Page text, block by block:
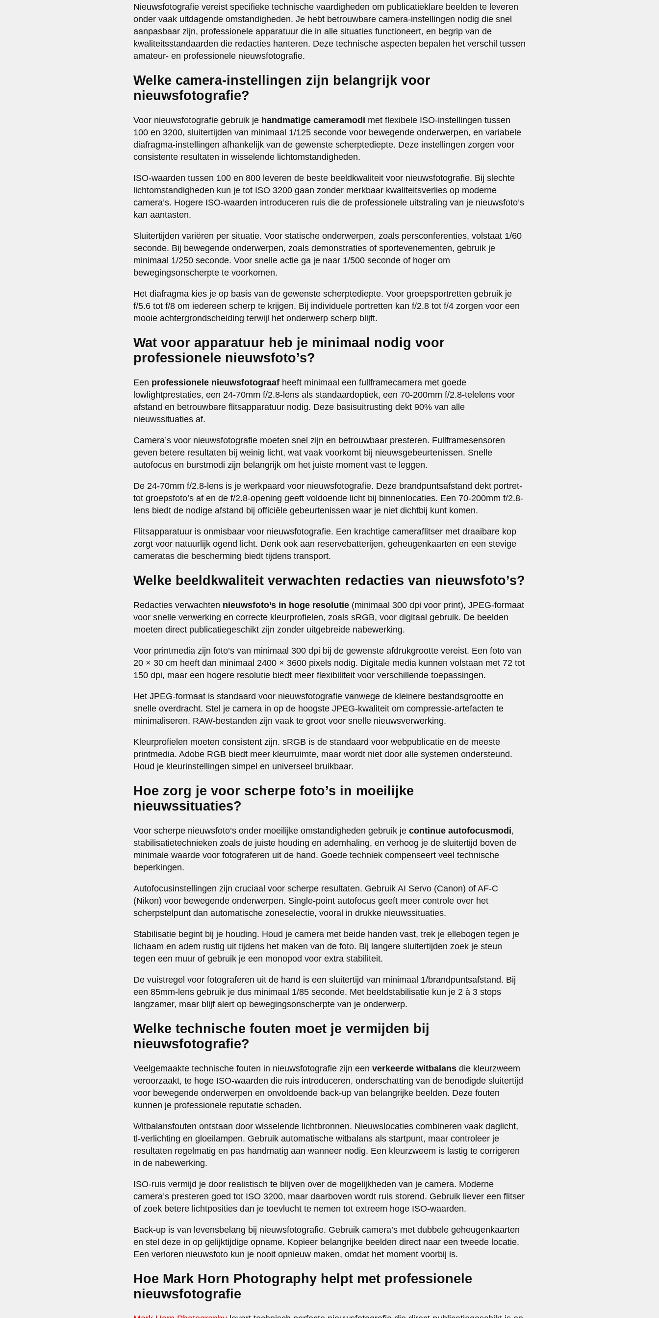
Nieuwsfotografie vereist specifieke technische vaardigheden om publicatieklare beelden te leveren
onder vaak uitdagende omstandigheden. Je hebt betrouwbare camera-instellingen nodig die snel
aanpasbaar zijn, professionele apparatuur die in alle situaties functioneert, en begrip van de
kwaliteitsstandaarden die redacties hanteren. Deze technische aspecten bepalen het verschil tussen
amateur- en professionele nieuwsfotografie.
Welke camera-instellingen zijn belangrijk voor
nieuwsfotografie?
Voor nieuwsfotografie gebruik je handmatige cameramodi met flexibele ISO-instellingen tussen
100 en 3200, sluitertijden van minimaal 1/125 seconde voor bewegende onderwerpen, en variabele
diafragma-instellingen afhankelijk van de gewenste scherptediepte. Deze instellingen zorgen voor
consistente resultaten in wisselende lichtomstandigheden.
ISO-waarden tussen 100 en 800 leveren de beste beeldkwaliteit voor nieuwsfotografie. Bij slechte
lichtomstandigheden kun je tot ISO 3200 gaan zonder merkbaar kwaliteitsverlies op moderne
camera’s. Hogere ISO-waarden introduceren ruis die de professionele uitstraling van je nieuwsfoto’s
kan aantasten.
Sluitertijden variëren per situatie. Voor statische onderwerpen, zoals persconferenties, volstaat 1/60
seconde. Bij bewegende onderwerpen, zoals demonstraties of sportevenementen, gebruik je
minimaal 1/250 seconde. Voor snelle actie ga je naar 1/500 seconde of hoger om
bewegingsonscherpte te voorkomen.
Het diafragma kies je op basis van de gewenste scherptediepte. Voor groepsportretten gebruik je
f/5.6 tot f/8 om iedereen scherp te krijgen. Bij individuele portretten kan f/2.8 tot f/4 zorgen voor een
mooie achtergrondscheiding terwijl het onderwerp scherp blijft.
Wat voor apparatuur heb je minimaal nodig voor
professionele nieuwsfoto’s?
Een professionele nieuwsfotograaf heeft minimaal een fullframecamera met goede
lowlightprestaties, een 24-70mm f/2.8-lens als standaardoptiek, een 70-200mm f/2.8-telelens voor
afstand en betrouwbare flitsapparatuur nodig. Deze basisuitrusting dekt 90% van alle
nieuwssituaties af.
Camera’s voor nieuwsfotografie moeten snel zijn en betrouwbaar presteren. Fullframesensoren
geven betere resultaten bij weinig licht, wat vaak voorkomt bij nieuwsgebeurtenissen. Snelle
autofocus en burstmodi zijn belangrijk om het juiste moment vast te leggen.
De 24-70mm f/2.8-lens is je werkpaard voor nieuwsfotografie. Deze brandpuntsafstand dekt portret-
tot groepsfoto’s af en de f/2.8-opening geeft voldoende licht bij binnenlocaties. Een 70-200mm f/2.8-
lens biedt de nodige afstand bij officiële gebeurtenissen waar je niet dichtbij kunt komen.
Flitsapparatuur is onmisbaar voor nieuwsfotografie. Een krachtige camera­flitser met draaibare kop
zorgt voor natuurlijk ogend licht. Denk ook aan reservebatterijen, geheugenkaarten en een stevige
cameratas die bescherming biedt tijdens transport.
Welke beeldkwaliteit verwachten redacties van nieuwsfoto’s?
Redacties verwachten nieuwsfoto’s in hoge resolutie (minimaal 300 dpi voor print), JPEG-formaat
voor snelle verwerking en correcte kleurprofielen, zoals sRGB, voor digitaal gebruik. De beelden
moeten direct publicatiegeschikt zijn zonder uitgebreide nabewerking.
Voor printmedia zijn foto’s van minimaal 300 dpi bij de gewenste afdrukgrootte vereist. Een foto van
20 × 30 cm heeft dan minimaal 2400 × 3600 pixels nodig. Digitale media kunnen volstaan met 72 tot
150 dpi, maar een hogere resolutie biedt meer flexibiliteit voor verschillende toepassingen.
Het JPEG-formaat is standaard voor nieuwsfotografie vanwege de kleinere bestandsgrootte en
snelle overdracht. Stel je camera in op de hoogste JPEG-kwaliteit om compressie-artefacten te
minimaliseren. RAW-bestanden zijn vaak te groot voor snelle nieuwsverwerking.
Kleurprofielen moeten consistent zijn. sRGB is de standaard voor webpublicatie en de meeste
printmedia. Adobe RGB biedt meer kleurruimte, maar wordt niet door alle systemen ondersteund.
Houd je kleurinstellingen simpel en universeel bruikbaar.
Hoe zorg je voor scherpe foto’s in moeilijke
nieuwssituaties?
Voor scherpe nieuwsfoto’s onder moeilijke omstandigheden gebruik je continue autofocusmodi,
stabilisatietechnieken zoals de juiste houding en ademhaling, en verhoog je de sluitertijd boven de
minimale waarde voor fotograferen uit de hand. Goede techniek compenseert veel technische
beperkingen.
Autofocusinstellingen zijn cruciaal voor scherpe resultaten. Gebruik AI Servo (Canon) of AF-C
(Nikon) voor bewegende onderwerpen. Single-point autofocus geeft meer controle over het
scherpstelpunt dan automatische zoneselectie, vooral in drukke nieuwssituaties.
Stabilisatie begint bij je houding. Houd je camera met beide handen vast, trek je ellebogen tegen je
lichaam en adem rustig uit tijdens het maken van de foto. Bij langere sluitertijden zoek je steun
tegen een muur of gebruik je een monopod voor extra stabiliteit.
De vuistregel voor fotograferen uit de hand is een sluitertijd van minimaal 1/brandpuntsafstand. Bij
een 85mm-lens gebruik je dus minimaal 1/85 seconde. Met beeldstabilisatie kun je 2 à 3 stops
langzamer, maar blijf alert op bewegingsonscherpte van je onderwerp.
Welke technische fouten moet je vermijden bij
nieuwsfotografie?
Veelgemaakte technische fouten in nieuwsfotografie zijn een verkeerde witbalans die kleurzweem
veroorzaakt, te hoge ISO-waarden die ruis introduceren, onderschatting van de benodigde sluitertijd
voor bewegende onderwerpen en onvoldoende back-up van belangrijke beelden. Deze fouten
kunnen je professionele reputatie schaden.
Witbalansfouten ontstaan door wisselende lichtbronnen. Nieuwslocaties combineren vaak daglicht,
tl-verlichting en gloeilampen. Gebruik automatische witbalans als startpunt, maar controleer je
resultaten regelmatig en pas handmatig aan wanneer nodig. Een kleurzweem is lastig te corrigeren
in de nabewerking.
ISO-ruis vermijd je door realistisch te blijven over de mogelijkheden van je camera. Moderne
camera’s presteren goed tot ISO 3200, maar daarboven wordt ruis storend. Gebruik liever een flitser
of zoek betere lichtposities dan je toevlucht te nemen tot extreem hoge ISO-waarden.
Back-up is van levensbelang bij nieuwsfotografie. Gebruik camera’s met dubbele geheugenkaarten
en stel deze in op gelijktijdige opname. Kopieer belangrijke beelden direct naar een tweede locatie.
Een verloren nieuwsfoto kun je nooit opnieuw maken, omdat het moment voorbij is.
Hoe Mark Horn Photography helpt met professionele
nieuwsfotografie